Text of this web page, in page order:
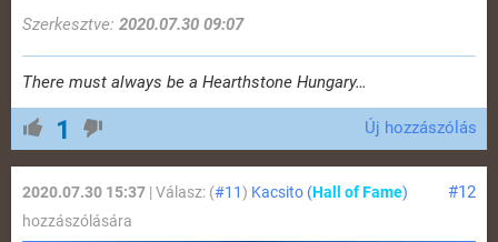
Szerkesztve: 2020.07.30 09:07
There must always be a Hearthstone Hungary…
1 Új hozzászólás
#12
2020.07.30 15:37 | Válasz: (#11) Kacsito (Hall of Fame)
hozzászólására